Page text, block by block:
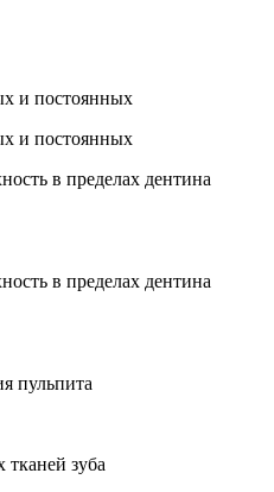
и постоянных
и постоянных
в пределах дентина
в пределах дентина
пульпита
тканей зуба